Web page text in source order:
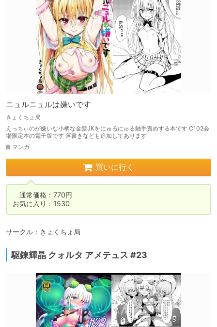
ニュルニュルは嫌いです
きょくちょ局
えっちぃのが嫌いな小柄な金髪JKをにゅるにゅる触手責めする本です C102会
場限定本の電子版です 落書きなども追加してあります
マンガ
買いに行く
通常価格：770円
お気に入り：1530
サークル：きょくちょ局
駆錬輝晶 クォルタ アメテュス #23